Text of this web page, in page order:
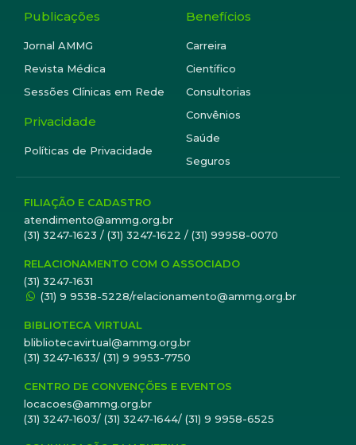
Publicações
Jornal AMMG
Revista Médica
Sessões Clínicas em Rede
Privacidade
Políticas de Privacidade
Benefícios
Carreira
Científico
Consultorias
Convênios
Saúde
Seguros
FILIAÇÃO E CADASTRO
atendimento@ammg.org.br
(31) 3247-1623 / (31) 3247-1622 / (31) 99958-0070
RELACIONAMENTO COM O ASSOCIADO
(31) 3247-1631
(31) 9 9538-5228/relacionamento@ammg.org.br
BIBLIOTECA VIRTUAL
blibliotecavirtual@ammg.org.br
(31) 3247-1633/ (31) 9 9953-7750
CENTRO DE CONVENÇÕES E EVENTOS
locacoes@ammg.org.br
(31) 3247-1603/ (31) 3247-1644/ (31) 9 9958-6525